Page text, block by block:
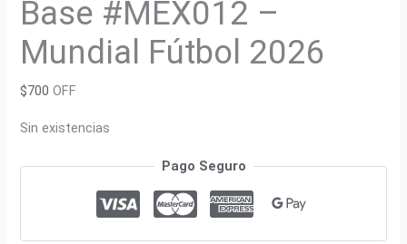
Base #MEX012 –
Mundial Fútbol 2026
$700 OFF
Sin existencias
Pago Seguro